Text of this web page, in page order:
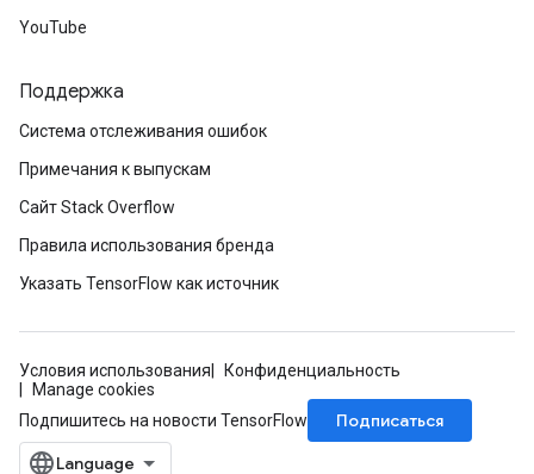
YouTube
Поддержка
Система отслеживания ошибок
Примечания к выпускам
Сайт Stack Overflow
Правила использования бренда
Указать TensorFlow как источник
Условия использования
Конфиденциальность
Manage cookies
Подпишитесь на новости TensorFlow
Подписаться